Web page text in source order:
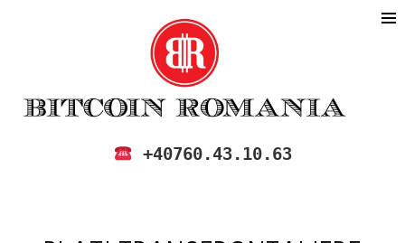
BITCOIN ROMANIA
CUMPARA SI VINDE BITCOIN IN
+40760.43.10.63